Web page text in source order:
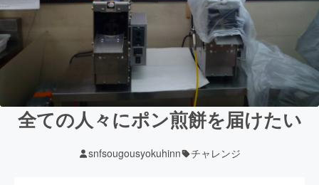
全ての人々にポン煎餅を届けたい
snfsougousyokuhinn チャレンジ